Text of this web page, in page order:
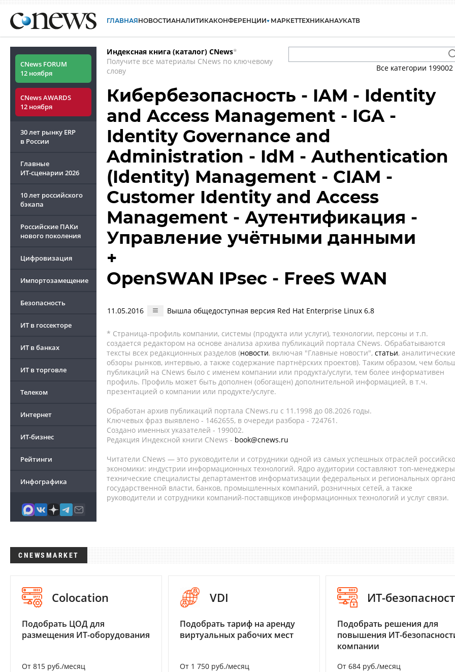
ГЛАВНАЯНОВОСТИАНАЛИТИКАКОНФЕРЕНЦИИ МАРКЕТТЕХНИКАНАУКАТВ
CNews FORUM
12 ноября
CNews AWARDS
12 ноября
30 лет рынку ERP
в России
Главные
ИТ-сценарии 2026
10 лет российского
бэкапа
Российские ПАКи
нового поколения
Цифровизация
Импортозамещение
Безопасность
ИТ в госсекторе
ИТ в банках
ИТ в торговле
Телеком
Интернет
ИТ-бизнес
Рейтинги
Инфографика
Индексная книга (каталог) CNews*
Получите все материалы CNews по ключевому
слову
Все категории 199002
Кибербезопасность - IAM - Identity
and Access Management - IGA -
Identity Governance and
Administration - IdM - Authentication
(Identity) Management - CIAM -
Customer Identity and Access
Management - Аутентификация -
Управление учётными данными
+
OpenSWAN IPsec - FreeS WAN
11.05.2016 Вышла общедоступная версия Red Hat Enterprise Linux 6.8
* Страница-профиль компании, системы (продукта или услуги), технологии, персоны и т.п.
создается редактором на основе анализа архива публикаций портала CNews. Обрабатываются
тексты всех редакционных разделов (новости, включая "Главные новости", статьи, аналитические
обзоры рынков, интервью, а также содержание партнёрских проектов). Таким образом, чем
публикаций на CNews было с именем компании или продукта/услуги, тем более информативен
профиль. Профиль может быть дополнен (обогащен) дополнительной информацией, в т.ч.
презентацией о компании или продукте/услуге.
Обработан архив публикаций портала CNews.ru c 11.1998 до 08.2026 годы.
Ключевых фраз выявлено - 1462655, в очереди разбора - 724761.
Создано именных указателей - 199002.
Редакция Индексной книги CNews - book@cnews.ru
Читатели CNews — это руководители и сотрудники одной из самых успешных отраслей
экономики: индустрии информационных технологий. Ядро аудитории составляют топ-
технические специалисты департаментов информатизации федеральных и региональных
государственной власти, банков, промышленных компаний, розничных сетей, а также
руководители и сотрудники компаний-поставщиков информационных технологий и услуг связи.
CNEWSMARKET
Colocation
Подобрать ЦОД для
размещения ИТ-оборудования
От 815 руб./месяц
VDI
Подобрать тариф на аренду
виртуальных рабочих мест
От 1 750 руб./месяц
ИТ-
Подобрать решения для
повышения ИТ-
компании
От 684 руб./месяц